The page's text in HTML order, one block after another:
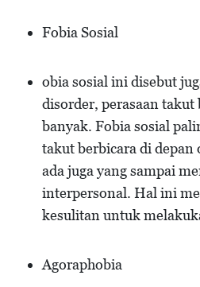
Fobia Sosial
obia sosial ini disebut
disorder, perasaan takut
banyak. Fobia sosial
takut berbicara di depan
ada juga yang sampai
interpersonal. Hal ini
kesulitan untuk
Agoraphobia